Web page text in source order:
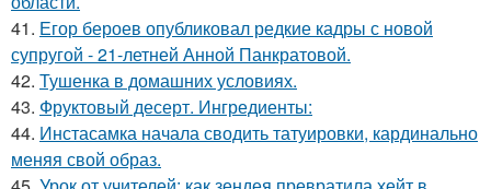
41. Егор бероев опубликовал редкие кадры с новой
супругой - 21-летней Анной Панкратовой.
42. Тушенка в домашних условиях.
43. Фруктовый десерт. Ингредиенты:
44. Инстасамка начала сводить татуировки, кардинально
меняя свой образ.